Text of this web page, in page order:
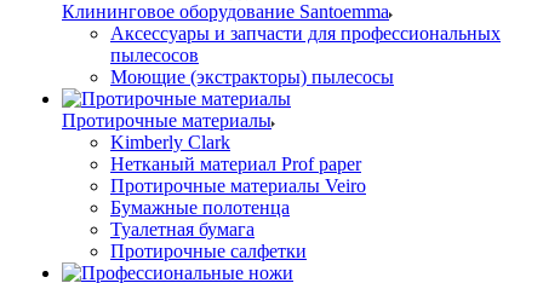
Клининговое оборудование Santoemma
Аксессуары и запчасти для профессиональных
пылесосов
Моющие (экстракторы) пылесосы
Протирочные материалы
Kimberly Clark
Нетканый материал Prof paper
Протирочные материалы Veiro
Бумажные полотенца
Туалетная бумага
Протирочные салфетки